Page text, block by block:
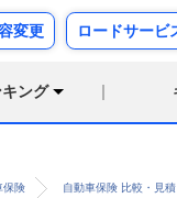
変更 ロードサービ
ング
保険 自動車保険 比較・見